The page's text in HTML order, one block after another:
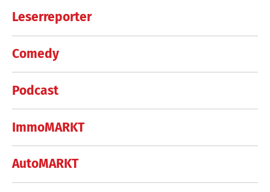
Leserreporter
Comedy
Podcast
ImmoMARKT
AutoMARKT